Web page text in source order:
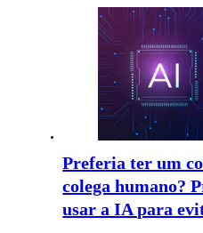
Preferia ter um
colega humano?
usar a IA para